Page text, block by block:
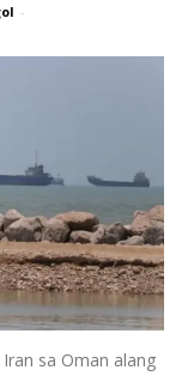
-
sa Oman alang